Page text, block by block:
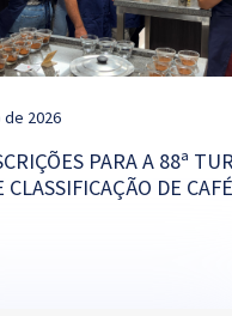
2026
PARA A 88ª
CLASSIFICAÇÃO DE